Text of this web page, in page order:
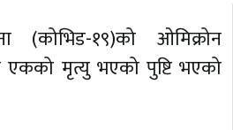
१९)को ओमिक्रोन
एकको मृत्यु भएको पुष्टि भएको